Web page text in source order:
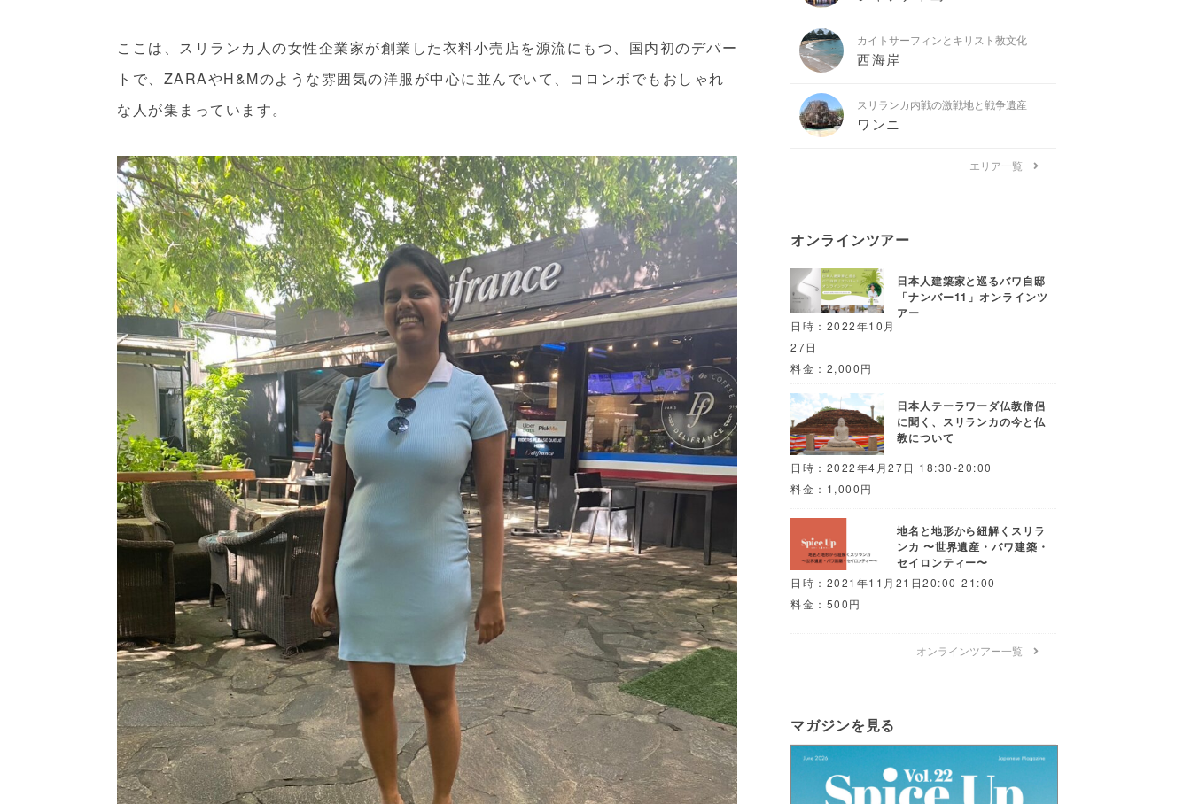
ここは、スリランカ人の女性企業家が創業した衣料小売店を源流にもつ、国内初のデパー
トで、ZARAやH&Mのような雰囲気の洋服が中心に並んでいて、コロンボでもおしゃれ
な人が集まっています。
カイトサーフィンとキリスト教文化
西海岸
スリランカ内戦の激戦地と戦争遺産
ワンニ
エリア一覧
オンラインツアー
日本人建築家と巡るバワ自邸
「ナンバー11」オンラインツ
アー
日時：2022年10月
27日
料金：2,000円
日本人テーラワーダ仏教僧侶
に聞く、スリランカの今と仏
教について
日時：2022年4月27日 18:30-20:00
料金：1,000円
地名と地形から紐解くスリラ
ンカ 〜世界遺産・バワ建築・
セイロンティー〜
日時：2021年11月21日20:00-21:00
料金：500円
オンラインツアー一覧
マガジンを見る